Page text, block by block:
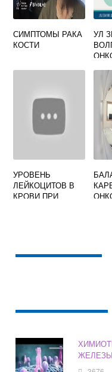
СИМПТОМЫ РАКА
КОСТИ
УЛ
УРОВЕНЬ
ЛЕЙКОЦИТОВ В
КРОВИ ПРИ